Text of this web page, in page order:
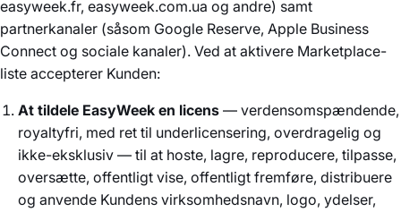
easyweek.fr, easyweek.com.ua og andre) samt
partnerkanaler (såsom Google Reserve, Apple Business
Connect og sociale kanaler). Ved at aktivere Marketplace-
liste accepterer Kunden:
At tildele EasyWeek en licens — verdensomspændende,
royaltyfri, med ret til underlicensering, overdragelig og
ikke-eksklusiv — til at hoste, lagre, reproducere, tilpasse,
oversætte, offentligt vise, offentligt fremføre, distribuere
og anvende Kundens virksomhedsnavn, logo, ydelser,